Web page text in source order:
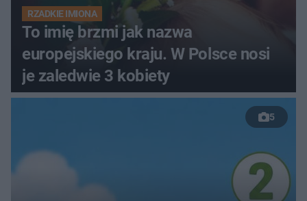
RZADKIE IMIONA
To imię brzmi jak nazwa
europejskiego kraju. W Polsce nosi
je zaledwie 3 kobiety
5